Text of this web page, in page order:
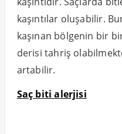
kaşıntılar oluşabilir.
kaşınan bölgenin bir
derisi tahriş
artabilir.
Saç biti alerjisi